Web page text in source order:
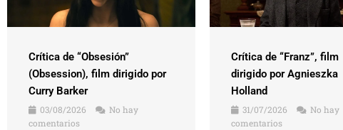
Crítica de “Obsesión”
(Obsession), film dirigido por
Curry Barker
03/08/2026
No hay
comentarios
Crítica de “Franz”, film
dirigido por Agnieszka
Holland
31/07/2026
No hay
comentarios